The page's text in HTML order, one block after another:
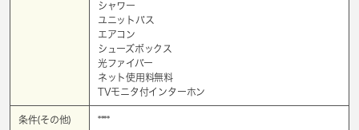
シャワー
ユニットバス
エアコン
シューズボックス
光ファイバー
ネット使用料無料
TVモニタ付インターホン
条件(その他) ****